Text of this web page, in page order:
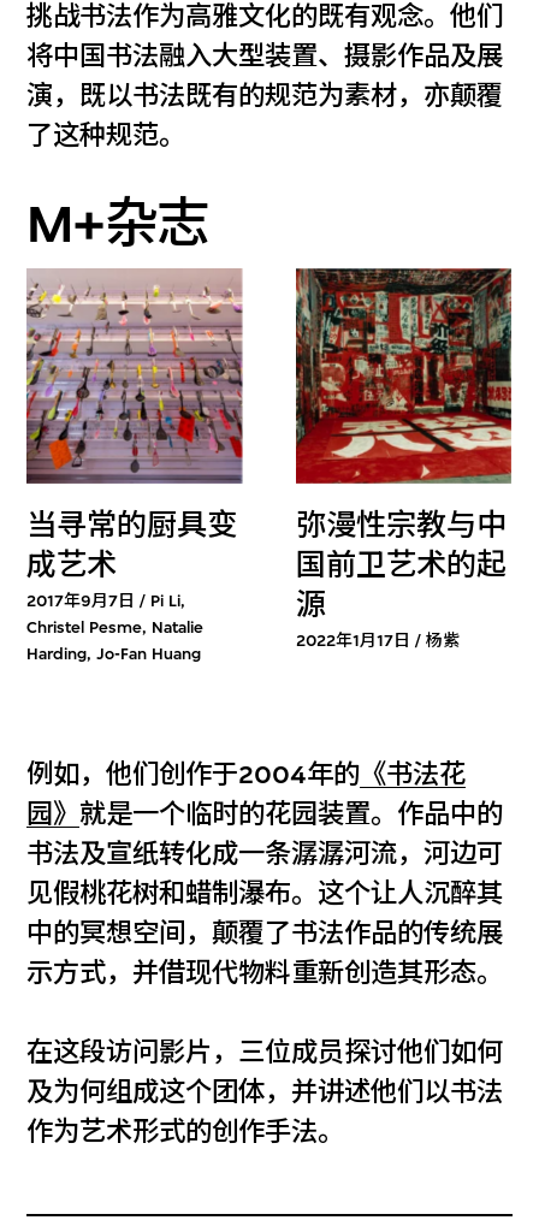
挑战书法作为高雅文化的既有观念。他们
将中国书法融入大型装置、摄影作品及展
演，既以书法既有的规范为素材，亦颠覆
了这种规范。
M+杂志
当寻常的厨具变
成艺术
2017年9月7日 / Pi Li,
Christel Pesme, Natalie
Harding, Jo-Fan Huang
弥漫性宗教与中
国前卫艺术的起
源
2022年1月17日 / 杨紫
例如，他们创作于2004年的 《书法花
园》 就是一个临时的花园装置。作品中的
书法及宣纸转化成一条潺潺河流，河边可
见假桃花树和蜡制瀑布。这个让人沉醉其
中的冥想空间，颠覆了书法作品的传统展
示方式，并借现代物料重新创造其形态。
在这段访问影片，三位成员探讨他们如何
及为何组成这个团体，并讲述他们以书法
作为艺术形式的创作手法。